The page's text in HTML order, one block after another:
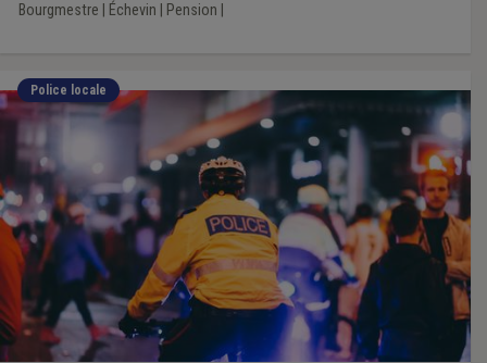
Bourgmestre Échevin Pension
Police locale